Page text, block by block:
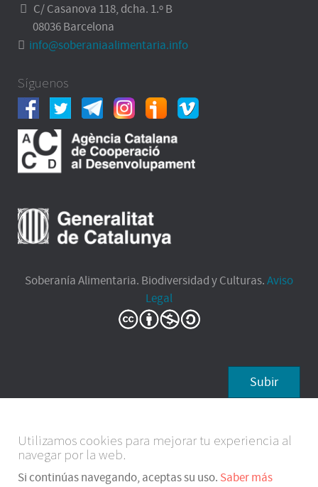
C/ Casanova 118, dcha. 1.º B
08036 Barcelona
info@soberaniaalimentaria.info
Síguenos
Soberanía Alimentaria. Biodiversidad y Culturas.Aviso
Legal
Subir
Utilizamos cookies para mejorar tu experiencia al
navegar por la web.
Si continúas navegando, aceptas su uso. Saber más